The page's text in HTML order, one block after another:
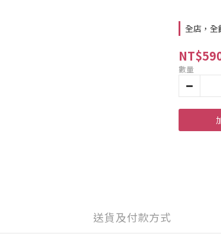
全店，全
數量
送貨及付款方式